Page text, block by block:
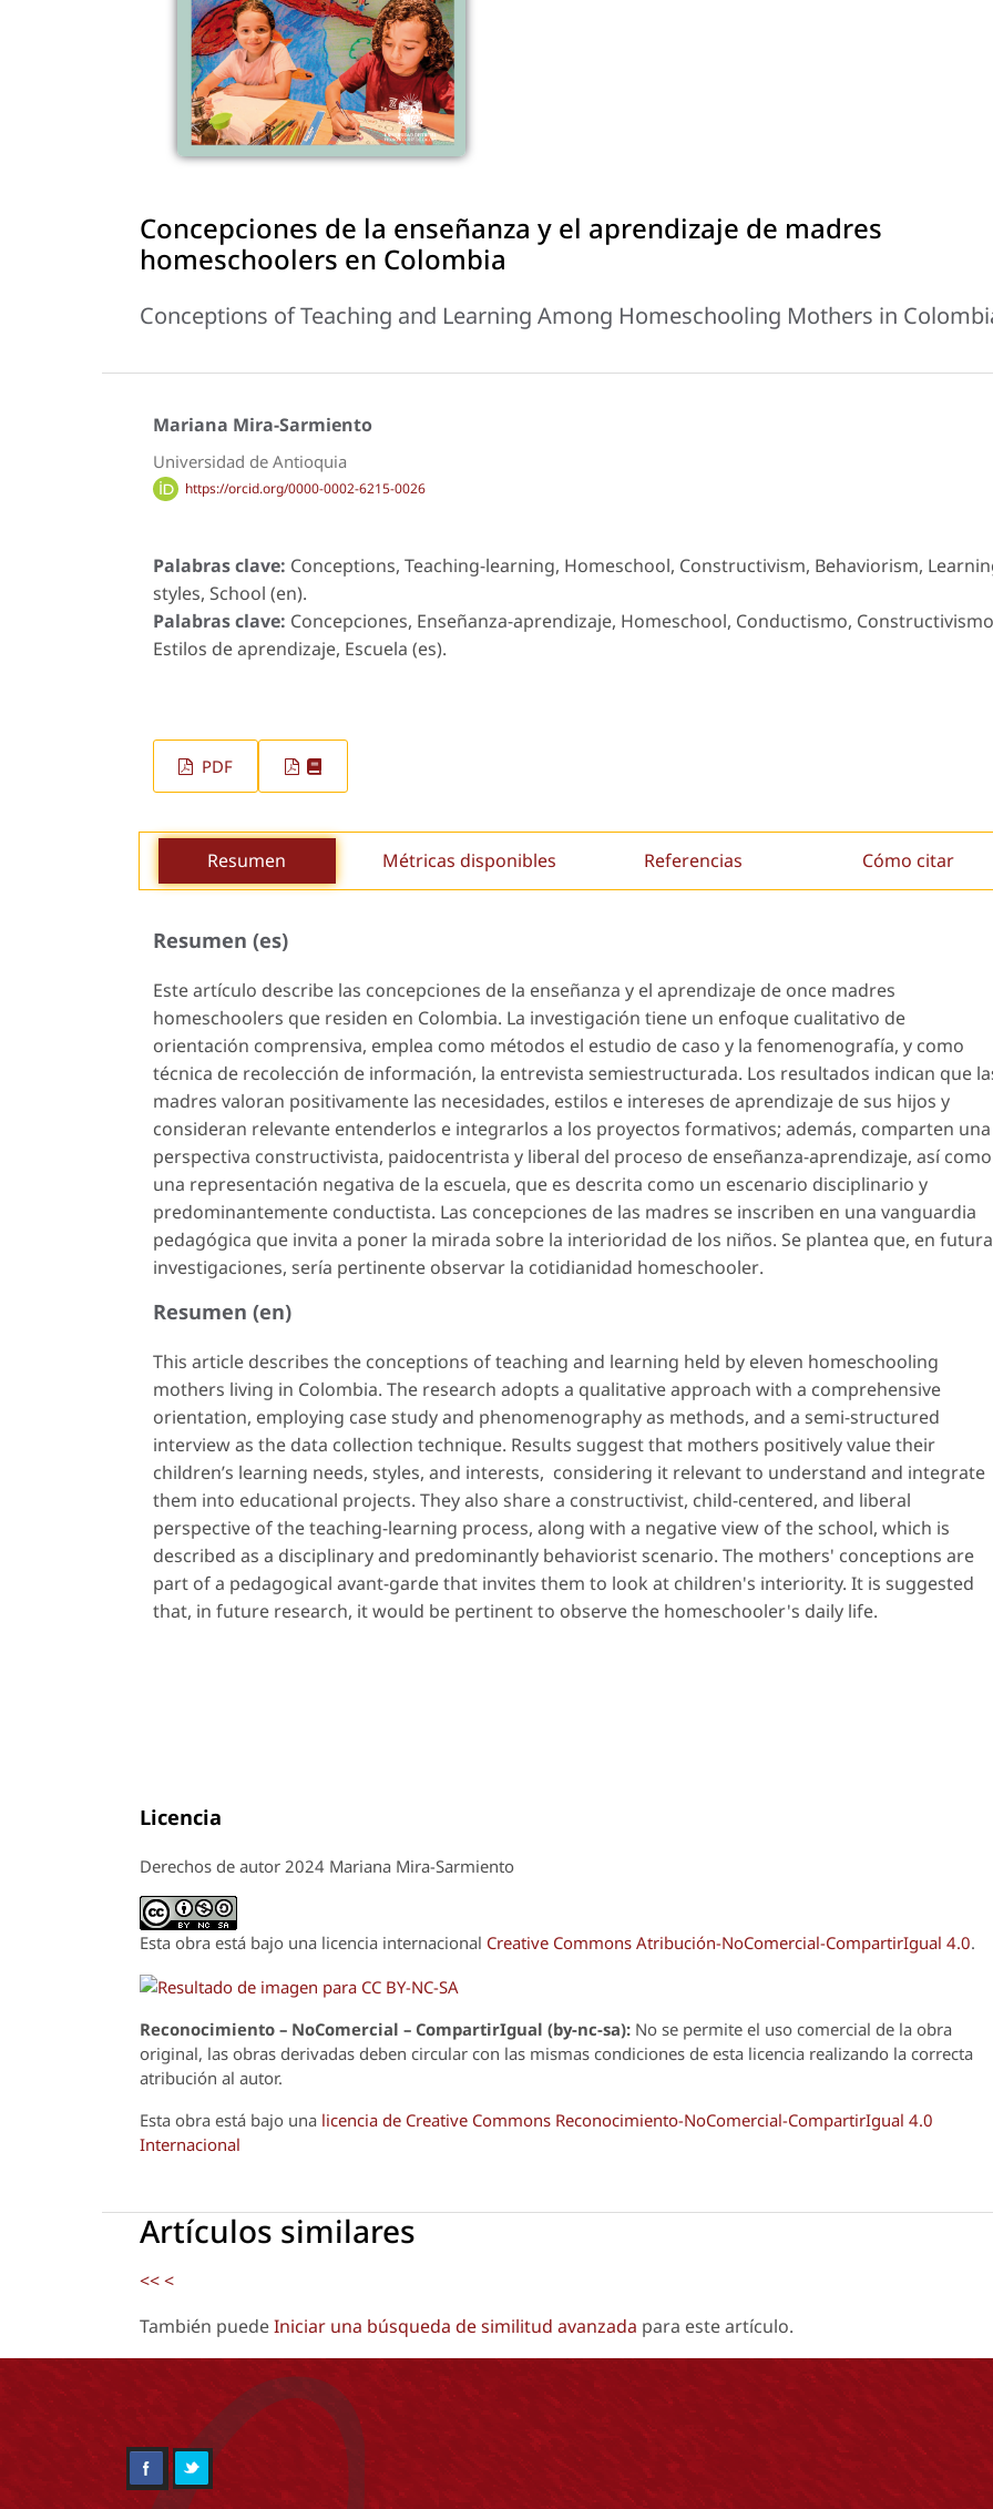
Concepciones de la enseñanza y el aprendizaje de madres
homeschoolers en Colombia
Conceptions of Teaching and Learning Among Homeschooling Mothers in
Mariana Mira-Sarmiento
Universidad de Antioquia
https://orcid.org/0000-0002-6215-0026
Palabras clave: Conceptions, Teaching-learning, Homeschool, Constructivism, Behaviorism,
styles, School (en).
Palabras clave: Concepciones, Enseñanza-aprendizaje, Homeschool, Conductismo,
Estilos de aprendizaje, Escuela (es).
PDF
Resumen Métricas disponibles Referencias Cómo citar
Resumen (es)
Este artículo describe las concepciones de la enseñanza y el aprendizaje de once madres
homeschoolers que residen en Colombia. La investigación tiene un enfoque cualitativo de
orientación comprensiva, emplea como métodos el estudio de caso y la fenomenografía, y como
técnica de recolección de información, la entrevista semiestructurada. Los resultados indican que
madres valoran positivamente las necesidades, estilos e intereses de aprendizaje de sus hijos y
consideran relevante entenderlos e integrarlos a los proyectos formativos; además, comparten una
perspectiva constructivista, paidocentrista y liberal del proceso de enseñanza-aprendizaje, así como
una representación negativa de la escuela, que es descrita como un escenario disciplinario y
predominantemente conductista. Las concepciones de las madres se inscriben en una vanguardia
pedagógica que invita a poner la mirada sobre la interioridad de los niños. Se plantea que, en
investigaciones, sería pertinente observar la cotidianidad homeschooler.
Resumen (en)
This article describes the conceptions of teaching and learning held by eleven homeschooling
mothers living in Colombia. The research adopts a qualitative approach with a comprehensive
orientation, employing case study and phenomenography as methods, and a semi-structured
interview as the data collection technique. Results suggest that mothers positively value their
children’s learning needs, styles, and interests, considering it relevant to understand and integrate
them into educational projects. They also share a constructivist, child-centered, and liberal
perspective of the teaching-learning process, along with a negative view of the school, which is
described as a disciplinary and predominantly behaviorist scenario. The mothers' conceptions are
part of a pedagogical avant-garde that invites them to look at children's interiority. It is suggested
that, in future research, it would be pertinent to observe the homeschooler's daily life.
Licencia
Derechos de autor 2024 Mariana Mira-Sarmiento
Esta obra está bajo una licencia internacional Creative Commons Atribución-NoComercial-CompartirIgual 4.0.
Reconocimiento – NoComercial – CompartirIgual (by-nc-sa): No se permite el uso comercial de la obra
original, las obras derivadas deben circular con las mismas condiciones de esta licencia realizando la correcta
atribución al autor.
Esta obra está bajo una licencia de Creative Commons Reconocimiento-NoComercial-CompartirIgual 4.0
Internacional
Artículos similares
<<<
También puedeIniciar una búsqueda de similitud avanzada para este artículo.